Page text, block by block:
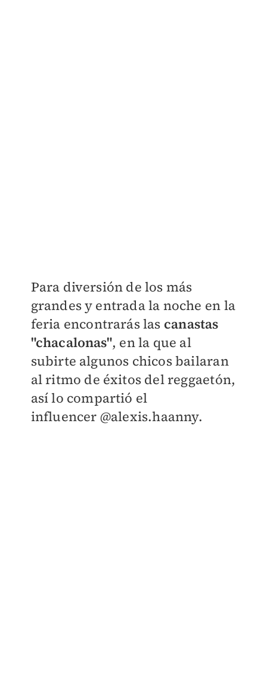
Para diversión de los más
grandes y entrada la noche en la
feria encontrarás las canastas
"chacalonas", en la que al
subirte algunos chicos bailaran
al ritmo de éxitos del reggaetón,
así lo compartió el
influencer @alexis.haanny.